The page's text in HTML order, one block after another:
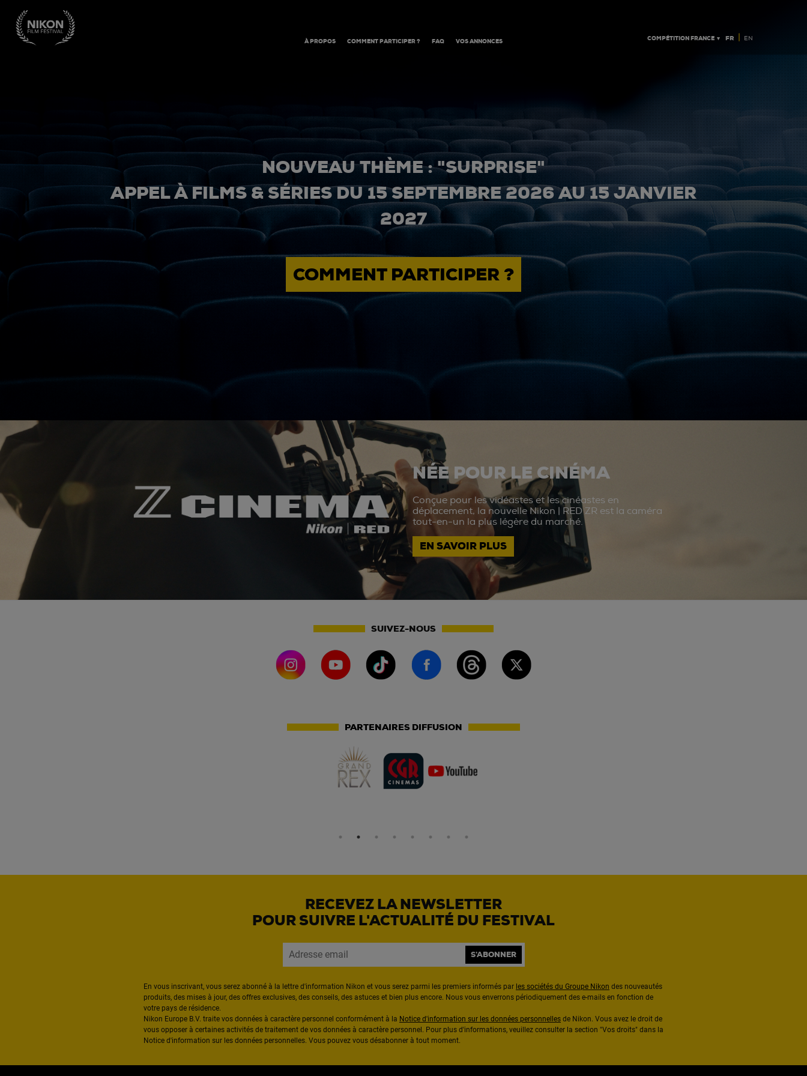
À PROPOS COMMENT PARTICIPER ? FAQ VOS ANNONCES COMPÉTITION FRANCE ▼ FR | EN
NOUVEAU THÈME : "SURPRISE"
APPEL À FILMS & SÉRIES DU 15 SEPTEMBRE 2026 AU 15 JANVIER
2027
COMMENT PARTICIPER ?
NÉE POUR LE CINÉMA
Conçue pour les vidéastes et les cinéastes en
déplacement, la nouvelle Nikon | RED ZR est la caméra
tout-en-un la plus légère du marché.
EN SAVOIR PLUS
SUIVEZ-NOUS
PARTENAIRES DIFFUSION
RECEVEZ LA NEWSLETTER
POUR SUIVRE L'ACTUALITÉ DU FESTIVAL
S'ABONNER
En vous inscrivant, vous serez abonné à la lettre d'information Nikon et vous serez parmi les premiers informés par les sociétés du Groupe Nikon des nouveautés
produits, des mises à jour, des offres exclusives, des conseils, des astuces et bien plus encore. Nous vous enverrons périodiquement des e-mails en fonction de
votre pays de résidence.
Nikon Europe B.V. traite vos données à caractère personnel conformément à la Notice d'information sur les données personnelles de Nikon. Vous avez le droit de
vous opposer à certaines activités de traitement de vos données à caractère personnel. Pour plus d'informations, veuillez consulter la section "Vos droits" dans la
Notice d'information sur les données personnelles. Vous pouvez vous désabonner à tout moment.